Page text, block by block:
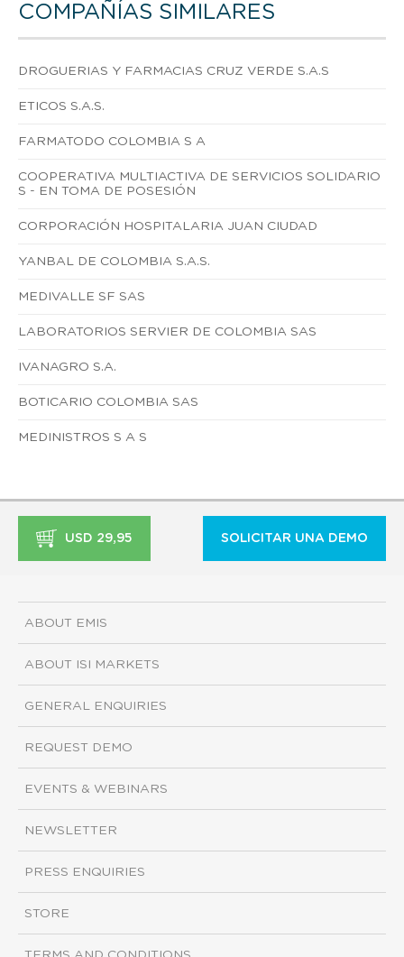
COMPAÑÍAS SIMILARES
DROGUERIAS Y FARMACIAS CRUZ VERDE S.A.S
ETICOS S.A.S.
FARMATODO COLOMBIA S A
COOPERATIVA MULTIACTIVA DE SERVICIOS SOLIDARIO
S - EN TOMA DE POSESIÓN
CORPORACIÓN HOSPITALARIA JUAN CIUDAD
YANBAL DE COLOMBIA S.A.S.
MEDIVALLE SF SAS
LABORATORIOS SERVIER DE COLOMBIA SAS
IVANAGRO S.A.
BOTICARIO COLOMBIA SAS
MEDINISTROS S A S
USD 29,95 SOLICITAR UNA DEMO
ABOUT EMIS
ABOUT ISI MARKETS
GENERAL ENQUIRIES
REQUEST DEMO
EVENTS & WEBINARS
NEWSLETTER
PRESS ENQUIRIES
STORE